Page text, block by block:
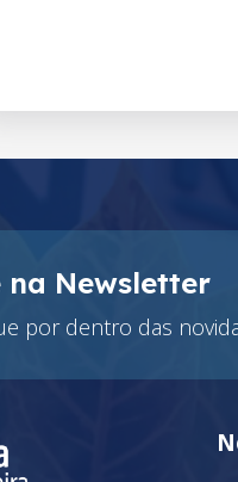
na Newsletter
por dentro das